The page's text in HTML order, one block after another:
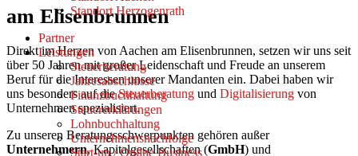
Standort Herzogenrath
Partner
Leistungen
Steuerberatung
Jahresabschlüsse
Finanzbuchhaltung
Steuererklärungen
Lohnbuchhaltung
Unternehmensnachfolge
Start-up / Online Business
am Elisenbrunnen
Direkt im Herzen von Aachen am Elisenbrunnen, setzen wir uns seit
über 50 Jahren mit großer Leidenschaft und Freude an unserem
Beruf für die Interessen unserer Mandanten ein. Dabei haben wir
uns besonders auf dieSteuerberatung und Digitalisierung von
Unternehmen spezialisiert.
Zu unseren Beratungsschwerpunkten gehören außer
Unternehmern, Kapitalgesellschaften (GmbH) und